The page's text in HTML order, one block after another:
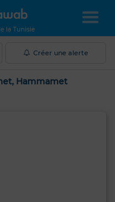
la Tunisie
Créer une alerte
Hammamet